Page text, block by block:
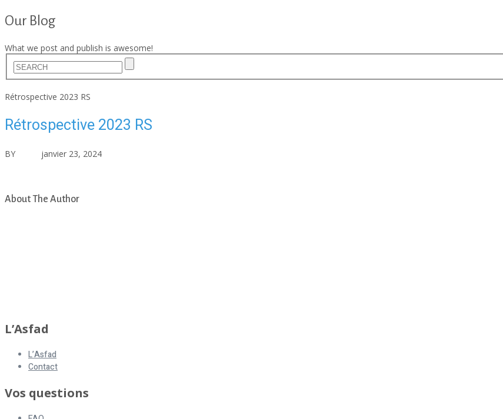
Our Blog
What we post and publish is awesome!
Rétrospective 2023 RS
Rétrospective 2023 RS
BY janvier 23, 2024
About The Author
L’Asfad
L’Asfad
Contact
Vos questions